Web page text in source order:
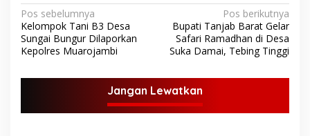
N
a
v
i
a
Pos sebelumnya
Kelompok Tani B3 Desa
Sungai Bungur Dilaporkan
Kepolres Muarojambi
Pos berikutnya
Bupati Tanjab Barat Gelar
Safari Ramadhan di Desa
Suka Damai, Tebing Tinggi
Jangan Lewatkan